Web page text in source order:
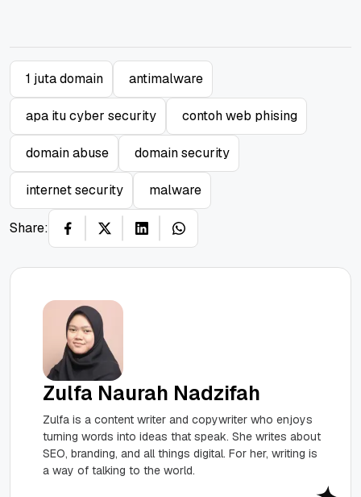
1 juta domain antimalware
apa itu cyber security contoh web phising
domain abuse domain security
internet security malware
Share:
Zulfa Naurah Nadzifah
Zulfa is a content writer and copywriter who enjoys
turning words into ideas that speak. She writes about
SEO, branding, and all things digital. For her, writing is
a way of talking to the world.